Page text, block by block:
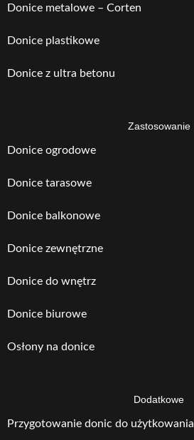
Donice metalowe – Corten
Donice plastikowe
Donice z ultra betonu
Zastosowanie
Donice ogrodowe
Donice tarasowe
Donice balkonowe
Donice zewnętrzne
Donice do wnętrz
Donice biurowe
Osłony na donice
Dodatkowe
Przygotowanie donic do użytkowania